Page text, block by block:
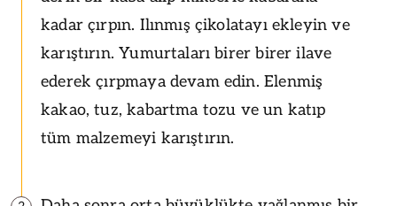
kadar çırpın. Ilınmış çikolatayı ekleyin ve
karıştırın. Yumurtaları birer birer ilave
ederek çırpmaya devam edin. Elenmiş
kakao, tuz, kabartma tozu ve un katıp
tüm malzemeyi karıştırın.